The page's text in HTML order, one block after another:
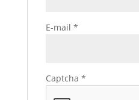
E-mail *
Captcha *